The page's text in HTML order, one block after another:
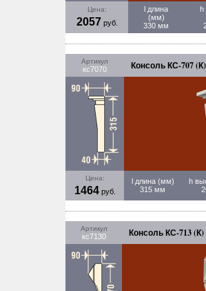
Цена:
2057 руб.
l длина
(мм)
330 мм
h
Артикул
кс7070 Консоль КС-707 (К)
Цена:
1464руб.
l длина (мм)
315 мм
h
Артикул
кс7130 Консоль КС-713 (К)